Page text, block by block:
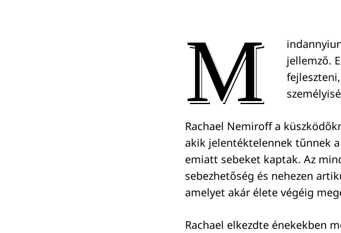
M
jellemző.
Rachael Nemiroff a
akik jelentéktelennek tűnnek
emiatt sebeket kaptak. Az
sebezhetőség és nehezen
amelyet akár élete végéig
Rachael elkezdte énekekben